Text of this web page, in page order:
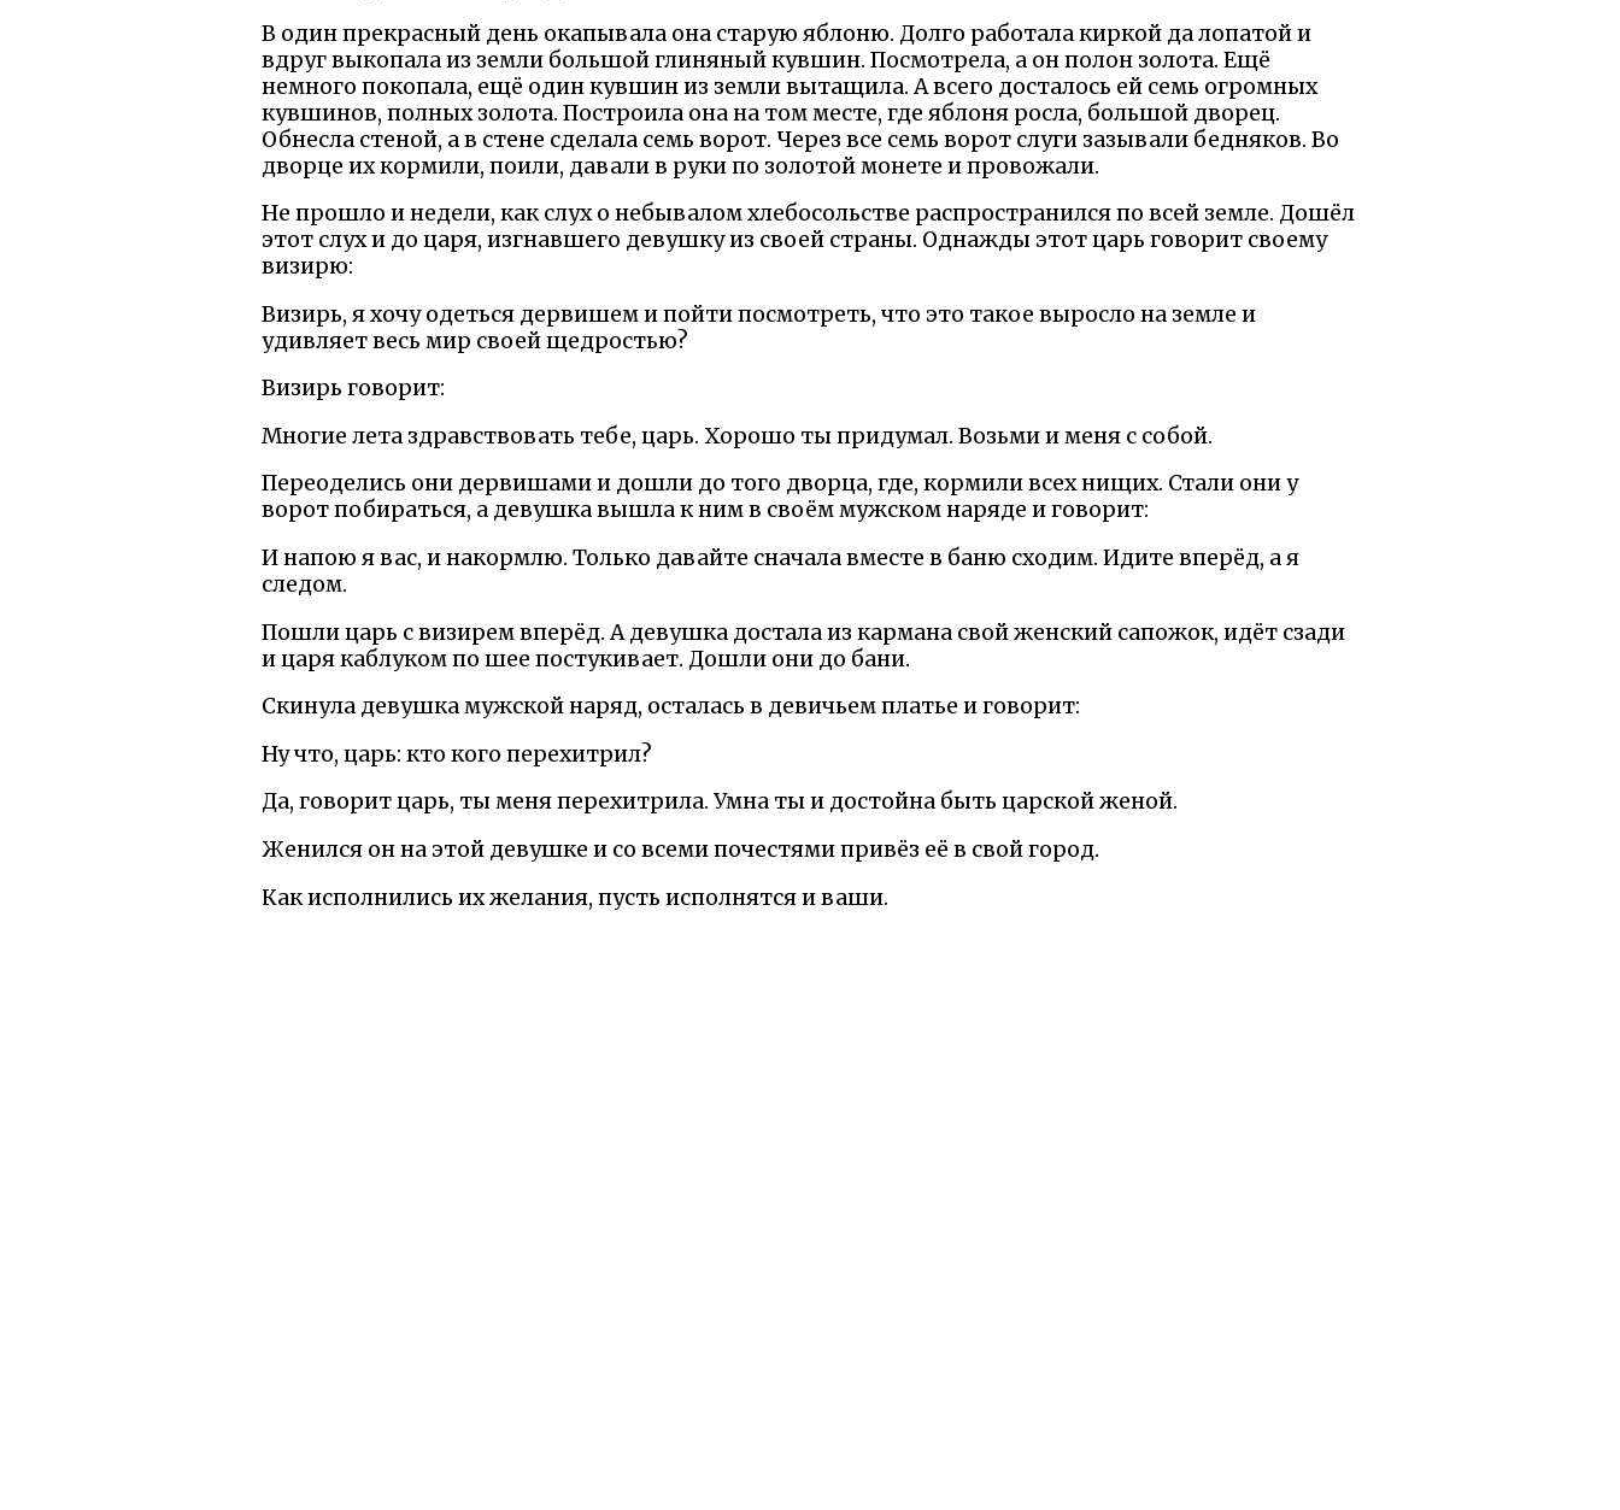
В один прекрасный день окапывала она старую яблоню. Долго работала киркой да лопатой и
вдруг выкопала из земли большой глиняный кувшин. Посмотрела, а он полон золота. Ещё
немного покопала, ещё один кувшин из земли вытащила. А всего досталось ей семь огромных
кувшинов, полных золота. Построила она на том месте, где яблоня росла, большой дворец.
Обнесла стеной, а в стене сделала семь ворот. Через все семь ворот слуги зазывали бедняков. Во
дворце их кормили, поили, давали в руки по золотой монете и провожали.
Не прошло и недели, как слух о небывалом хлебосольстве распространился по всей земле. Дошёл
этот слух и до царя, изгнавшего девушку из своей страны. Однажды этот царь говорит своему
визирю:
Визирь, я хочу одеться дервишем и пойти посмотреть, что это такое выросло на земле и
удивляет весь мир своей щедростью?
Визирь говорит:
Многие лета здравствовать тебе, царь. Хорошо ты придумал. Возьми и меня с собой.
Переоделись они дервишами и дошли до того дворца, где, кормили всех нищих. Стали они у
ворот побираться, а девушка вышла к ним в своём мужском наряде и говорит:
И напою я вас, и накормлю. Только давайте сначала вместе в баню сходим. Идите вперёд, а я
следом.
Пошли царь с визирем вперёд. А девушка достала из кармана свой женский сапожок, идёт сзади
и царя каблуком по шее постукивает. Дошли они до бани.
Скинула девушка мужской наряд, осталась в девичьем платье и говорит:
Ну что, царь: кто кого перехитрил?
Да, говорит царь, ты меня перехитрила. Умна ты и достойна быть царской женой.
Женился он на этой девушке и со всеми почестями привёз её в свой город.
Как исполнились их желания, пусть исполнятся и ваши.